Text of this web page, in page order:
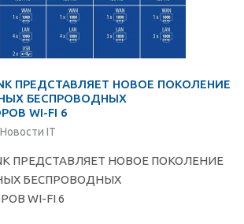
ПРЕДСТАВЛЯЕТ НОВОЕ ПОКОЛЕНИЕ
БЕСПРОВОДНЫХ
WI-FI 6
IT
ПРЕДСТАВЛЯЕТ НОВОЕ ПОКОЛЕНИЕ
БЕСПРОВОДНЫХ
WI-FI 6